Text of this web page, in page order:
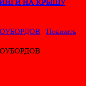
НА КРЫШУ
Показать